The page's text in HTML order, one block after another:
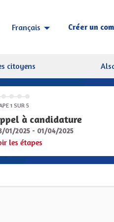
Français Choisir la langue
Créer un
citoyens
1 SUR 5
à candidature
01/2025 - 01/04/2025
les étapes